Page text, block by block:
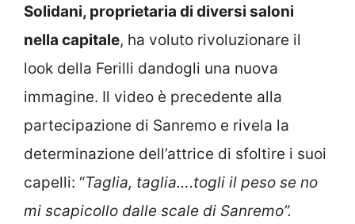
Solidani, proprietaria di diversi saloni
nella capitale, ha voluto rivoluzionare il
look della Ferilli dandogli una nuova
immagine. Il video è precedente alla
partecipazione di Sanremo e rivela la
determinazione dell’attrice di sfoltire i suoi
capelli: “Taglia, taglia….togli il peso se no
mi scapicollo dalle scale di Sanremo”.